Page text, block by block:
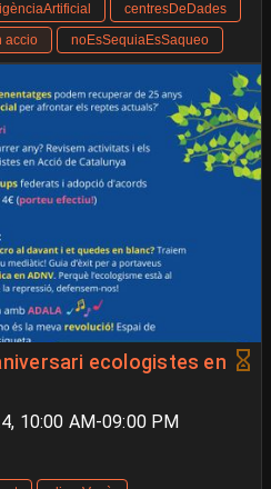
centresDeDades
accio noEsSequiaEsSaqueo
ecologistes en
10:00 AM-09:00 PM